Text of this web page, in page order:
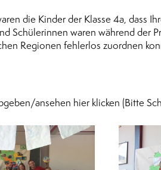
die Kinder der Klasse 4a, dass
Schülerinnen waren während der
Regionen fehlerlos zuordnen
ansehen hier klicken (Bitte